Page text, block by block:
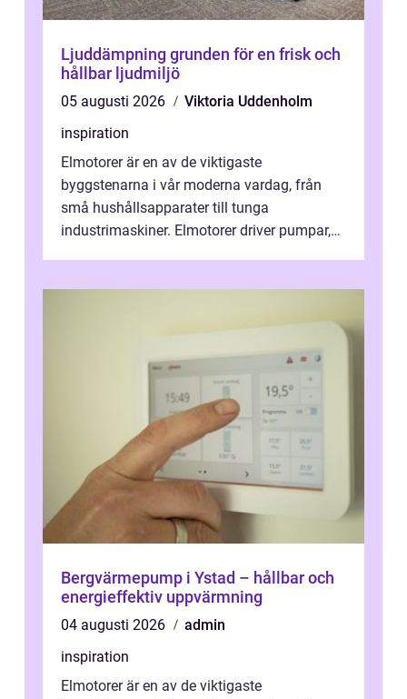
Ljuddämpning grunden för en frisk och
hållbar ljudmiljö
05 augusti 2026
Viktoria Uddenholm
inspiration
Elmotorer är en av de viktigaste
byggstenarna i vår moderna vardag, från
små hushållsapparater till tunga
industrimaskiner. Elmotorer driver pumpar,
Bergvärmepump i Ystad – hållbar och
energieffektiv uppvärmning
04 augusti 2026
admin
inspiration
Elmotorer är en av de viktigaste